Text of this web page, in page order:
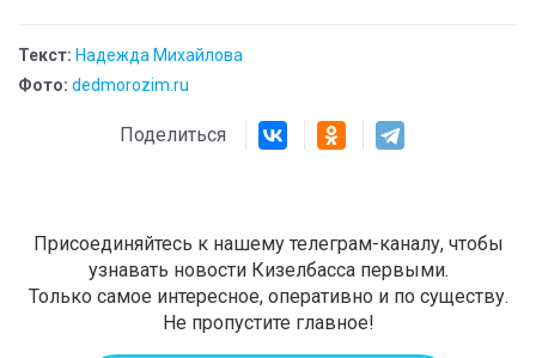
Текст: Надежда Михайлова
Фото: dedmorozim.ru
Поделиться
Присоединяйтесь к нашему телеграм-каналу, чтобы
узнавать новости Кизелбасса первыми.
Только самое интересное, оперативно и по существу.
Не пропустите главное!